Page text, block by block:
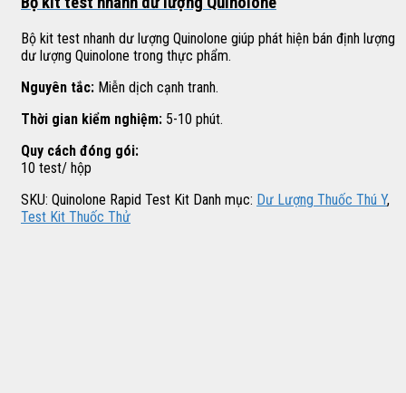
Bộ kit test nhanh dư lượng Quinolone giúp phát hiện bán định lượng
dư lượng Quinolone trong thực phẩm.
Nguyên tắc: Miễn dịch cạnh tranh.
Thời gian kiểm nghiệm: 5-10 phút.
Quy cách đóng gói:
10 test/ hộp
SKU: Quinolone Rapid Test Kit Danh mục: Dư Lượng Thuốc Thú Y,
Test Kit Thuốc Thử